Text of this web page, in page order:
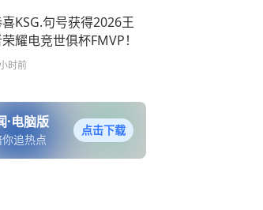
KSG.句号获得2026王
耀电竞世俱杯FMVP！
时前
·电脑版
追热点
点击下载